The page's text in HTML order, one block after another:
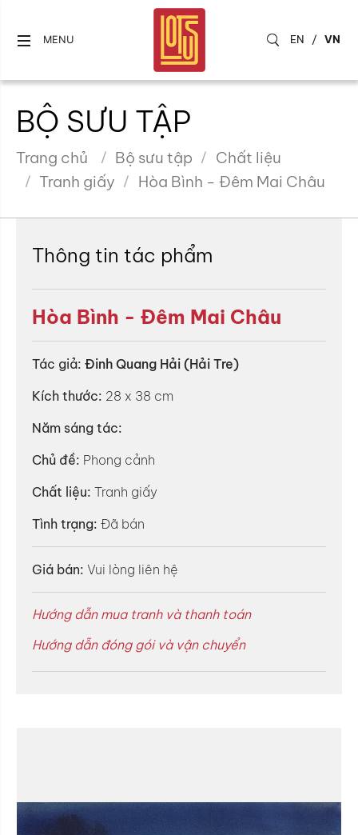
MENU EN / VN
BỘ SƯU TẬP
Trang chủ Bộ sưu tập
Chất liệu
Tranh giấy
Hòa Bình - Đêm Mai Châu
Thông tin tác phẩm
Hòa Bình - Đêm Mai Châu
Tác giả: Đinh Quang Hải (Hải Tre)
Kích thước: 28 x 38 cm
Năm sáng tác:
Chủ đề: Phong cảnh
Chất liệu: Tranh giấy
Tình trạng: Đã bán
Giá bán: Vui lòng liên hệ
Hướng dẫn mua tranh và thanh toán
Hướng dẫn đóng gói và vận chuyển